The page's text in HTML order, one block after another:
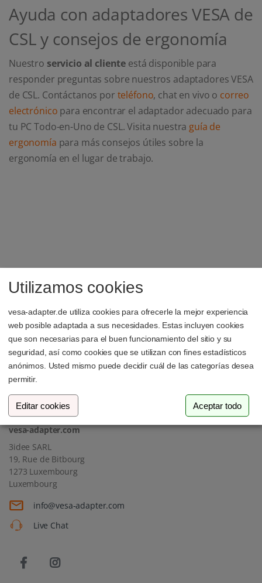
Ayuda con adaptadores VESA de
CSL y consejos de ergonomía
Nuestro servicio al cliente está disponible para
responder preguntas sobre nuestros adaptadores VESA
de CSL. Contáctanos por teléfono, chat en vivo o correo
electrónico para encontrar el adaptador adecuado para
tu PC Todo-en-Uno de CSL. Visita nuestra guía de
ergonomía para más consejos útiles sobre la
ergonomía en el lugar de trabajo.
Suscríbase a nuestro boletín
Correo electrónico
vesa-adapter.com
3idee SARL
19, Rue de Bitbourg
1273 Luxembourg
Luxembourg
info@vesa-adapter.com
Live Chat
Utilizamos cookies
vesa-adapter.de utiliza cookies para ofrecerle la mejor experiencia
web posible adaptada a sus necesidades. Estas incluyen cookies
que son necesarias para el buen funcionamiento del sitio y su
seguridad, así como cookies que se utilizan con fines estadísticos
anónimos. Usted mismo puede decidir cuál de las categorías desea
permitir.
Editar cookies Aceptar todo